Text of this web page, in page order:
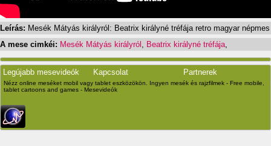
Leírás: Mesék Mátyás királyról: Beatrix királyné tréfája retro magyar népmes
A mese cimkéi: Mesék Mátyás királyról Beatrix királyné tréfája
Legújabb mesevideók Kapcsolat Partnerek
Nézz online meséket mobil vagy tablet eszközökön. Ingyen mesék és rajzfilmek - Free mobile,
tablet cartoons and games - Mesevideók